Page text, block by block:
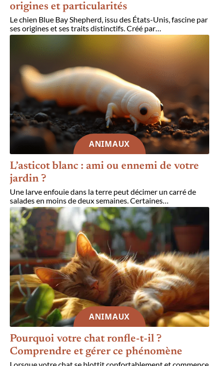
origines et particularités
Le chien Blue Bay Shepherd, issu des États-Unis, fascine par
ses origines et ses traits distinctifs. Créé par
ANIMAUX
L’asticot blanc : ami ou ennemi de votre
jardin ?
Une larve enfouie dans la terre peut décimer un carré de
salades en moins de deux semaines. Certaines…
ANIMAUX
Pourquoi votre chat ronfle-t-il ?
Comprendre et gérer ce phénomène